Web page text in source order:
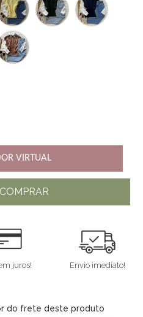
VIRTUAL
COMPRAR
juros! Envio imediato!
do frete deste produto